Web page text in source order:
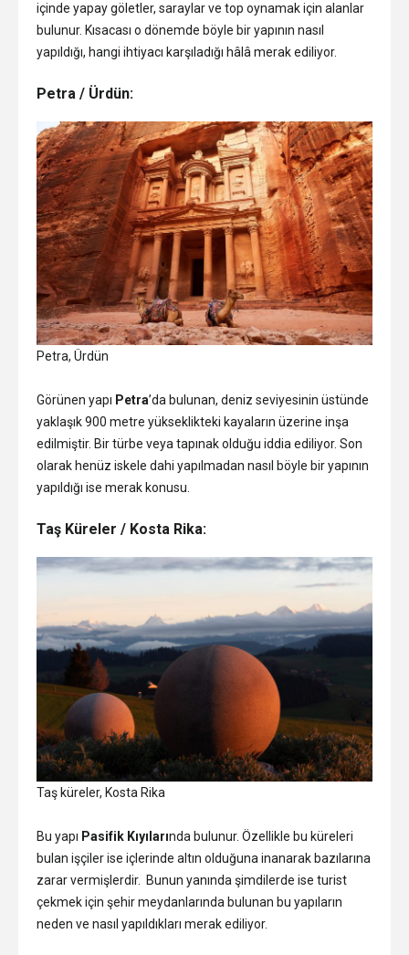
içinde yapay göletler, saraylar ve top oynamak için alanlar
bulunur. Kısacası o dönemde böyle bir yapının nasıl
yapıldığı, hangi ihtiyacı karşıladığı hâlâ merak ediliyor.
Petra / Ürdün:
Petra, Ürdün
Görünen yapı Petra’da bulunan, deniz seviyesinin üstünde
yaklaşık 900 metre yükseklikteki kayaların üzerine inşa
edilmiştir. Bir türbe veya tapınak olduğu iddia ediliyor. Son
olarak henüz iskele dahi yapılmadan nasıl böyle bir yapının
yapıldığı ise merak konusu.
Taş Küreler / Kosta Rika:
Taş küreler, Kosta Rika
Bu yapı Pasifik Kıyılarında bulunur. Özellikle bu küreleri
bulan işçiler ise içlerinde altın olduğuna inanarak bazılarına
zarar vermişlerdir. Bunun yanında şimdilerde ise turist
çekmek için şehir meydanlarında bulunan bu yapıların
neden ve nasıl yapıldıkları merak ediliyor.